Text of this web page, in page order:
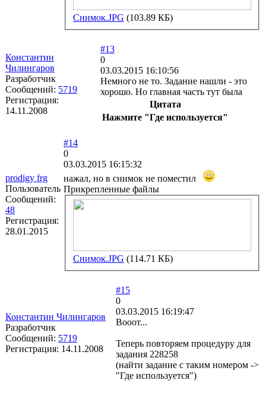
Снимок.JPG (103.89 КБ)
Константин
Чилингаров
Разработчик
Сообщений: 5719
Регистрация:
14.11.2008
#13
0
03.03.2015 16:10:56
Немного не то. Задание нашли - это
хорошо. Но главная часть тут была
Цитата
Нажмите "Где используется"
prodigy frg
Пользователь
Сообщений:
48
Регистрация:
28.01.2015
#14
0
03.03.2015 16:15:32
нажал, но в снимок не поместил
Прикрепленные файлы
Снимок.JPG (114.71 КБ)
Константин Чилингаров
Разработчик
Сообщений: 5719
Регистрация: 14.11.2008
#15
0
03.03.2015 16:19:47
Вооот...
Теперь повторяем процедуру для
задания 228258
(найти задание с таким номером ->
"Где используется")